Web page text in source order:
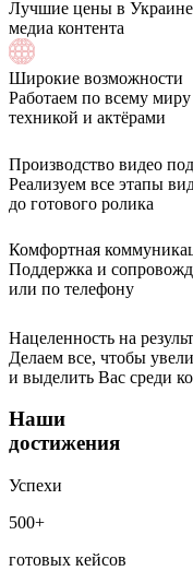
Лучшие цены в Украине
медиа контента
Широкие возможности
Работаем по всему
техникой и актёрами
Производство видео
Реализуем все этапы
до готового ролика
Комфортная
Поддержка и
или по телефону
Нацеленность на
Делаем все, чтобы
и выделить Вас среди
Наши
достижения
Успехи
500+
готовых кейсов